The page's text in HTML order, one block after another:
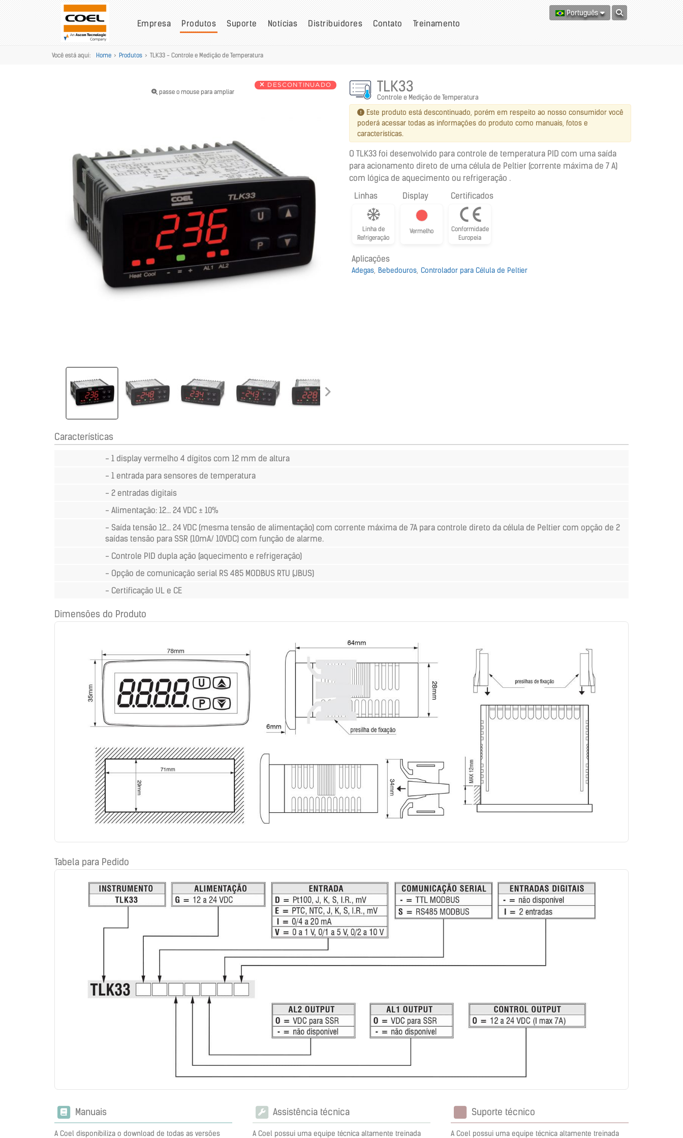
Português
Empresa Produtos Suporte Notícias Distribuidores Contato Treinamento
Você está aqui: Home > Produtos > TLK33 - Controle e Medição de Temperatura
DESCONTINUADO
passe o mouse para ampliar TLK33
Controle e Medição de Temperatura
Este produto está descontinuado, porém em respeito ao nosso consumidor você
poderá acessar todas as informações do produto como manuais, fotos e
características.
O TLK33 foi desenvolvido para controle de temperatura PID com uma saída
para acionamento direto de uma célula de Peltier (corrente máxima de 7 A)
com lógica de aquecimento ou refrigeração .
Linhas
Linha de
Refrigeração
Display
Vermelho
Certificados
Conformidade
Europeia
Aplicações
Adegas Bebedouros Controlador para Célula de Peltier
Características
- 1 display vermelho 4 dígitos com 12 mm de altura
- 1 entrada para sensores de temperatura
- 2 entradas digitais
- Alimentação: 12... 24 VDC ± 10%
- Saída tensão 12... 24 VDC (mesma tensão de alimentação) com corrente máxima de 7A para controle direto da célula de Peltier com opção de 2
saídas tensão para SSR (10mA/ 10VDC) com função de alarme.
- Controle PID dupla ação (aquecimento e refrigeração)
- Opção de comunicação serial RS 485 MODBUS RTU (JBUS)
- Certificação UL e CE
Dimensões do Produto
Tabela para Pedido
Manuais
A Coel disponibiliza o download de todas as versões
Assistência técnica
A Coel possui uma equipe técnica altamente treinada
Suporte técnico
A Coel possui uma equipe técnica altamente treinada